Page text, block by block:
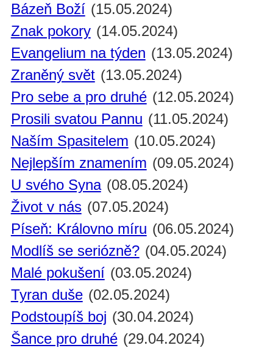
Bázeň Boží (15.05.2024)
Znak pokory (14.05.2024)
Evangelium na týden (13.05.2024)
Zraněný svět (13.05.2024)
Pro sebe a pro druhé (12.05.2024)
Prosili svatou Pannu (11.05.2024)
Naším Spasitelem (10.05.2024)
Nejlepším znamením (09.05.2024)
U svého Syna (08.05.2024)
Život v nás (07.05.2024)
Píseň: Královno míru (06.05.2024)
Modlíš se seriózně? (04.05.2024)
Malé pokušení (03.05.2024)
Tyran duše (02.05.2024)
Podstoupíš boj (30.04.2024)
Šance pro druhé (29.04.2024)